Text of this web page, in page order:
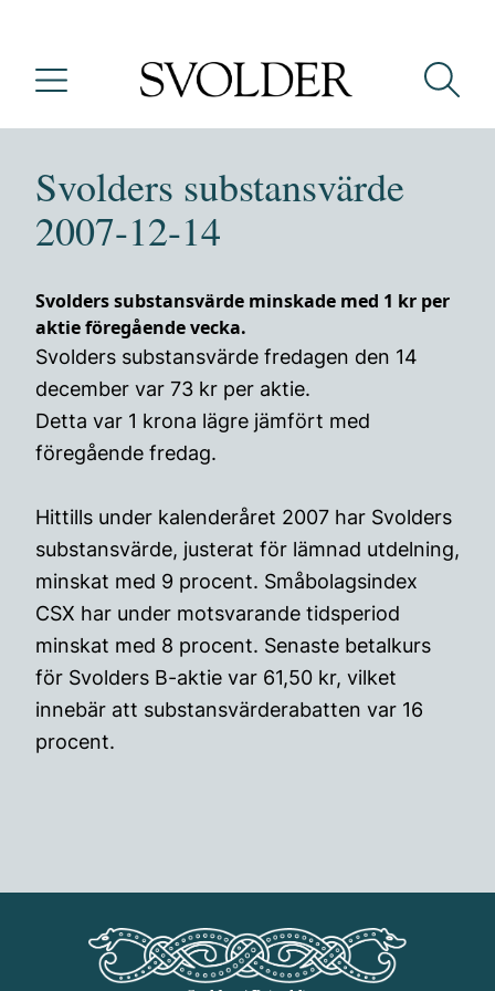
Svolders substansvärde
2007-12-14
Svolders substansvärde minskade med 1 kr per
aktie föregående vecka.
Svolders substansvärde fredagen den 14
december var 73 kr per aktie.
Detta var 1 krona lägre jämfört med
föregående fredag.
Hittills under kalenderåret 2007 har Svolders
substansvärde, justerat för lämnad utdelning,
minskat med 9 procent. Småbolagsindex
CSX har under motsvarande tidsperiod
minskat med 8 procent. Senaste betalkurs
för Svolders B-aktie var 61,50 kr, vilket
innebär att substansvärderabatten var 16
procent.